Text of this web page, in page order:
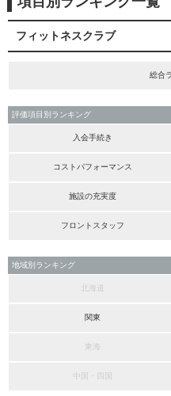
フィットネスクラブ
総合
評価項目別ランキング
入会手続き
コストパフォーマンス
施設の充実度
フロントスタッフ
地域別ランキング
北海道
関東
東海
中国・四国